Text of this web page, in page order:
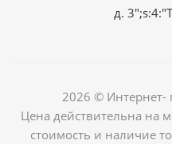
д.
2026 ©
Цена действительна на
стоимость и наличие